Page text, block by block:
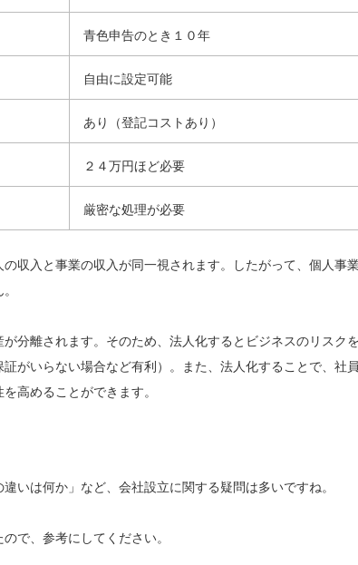
青色申告のとき１０年
自由に設定可能
あり（登記コストあり）
２４万円ほど必要
厳密な処理が必要
収入と事業の収入が同一視されます。したがって、個人事
分離されます。そのため、法人化するとビジネスのリスク
がいらない場合など有利）。また、法人化することで、社
高めることができます。
いは何か」など、会社設立に関する疑問は多いですね。
で、参考にしてください。